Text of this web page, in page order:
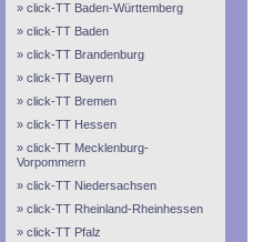
click-TT Baden-Württemberg
click-TT Baden
click-TT Brandenburg
click-TT Bayern
click-TT Bremen
click-TT Hessen
click-TT Mecklenburg-
Vorpommern
click-TT Niedersachsen
click-TT Rheinland-Rheinhessen
click-TT Pfalz